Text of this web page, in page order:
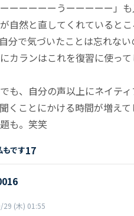
ーーーーーーうーーーーー」
自然と直してくれていると
分で気づいたことは忘れな
カランはこれを復習に使って
も、自分の声以上にネイテ
くことにかける時間が増え
も。笑笑
もです17
29 (木) 01:55